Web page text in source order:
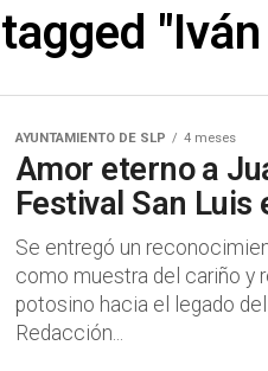
AYUNTAMIENTO DE SLP 4 meses
Amor eterno a
Festival San Luis
Se entregó un
como muestra del cariño y
potosino hacia el legado
Redacción...